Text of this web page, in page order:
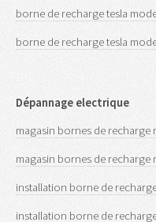
borne de recharge tesla
borne de recharge tesla
Dépannage electrique
magasin bornes de recharge
magasin bornes de recharge
installation borne de
installation borne de